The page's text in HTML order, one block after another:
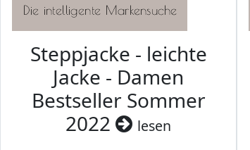
Steppjacke - leichte
Jacke - Damen
Bestseller Sommer
2022
lesen